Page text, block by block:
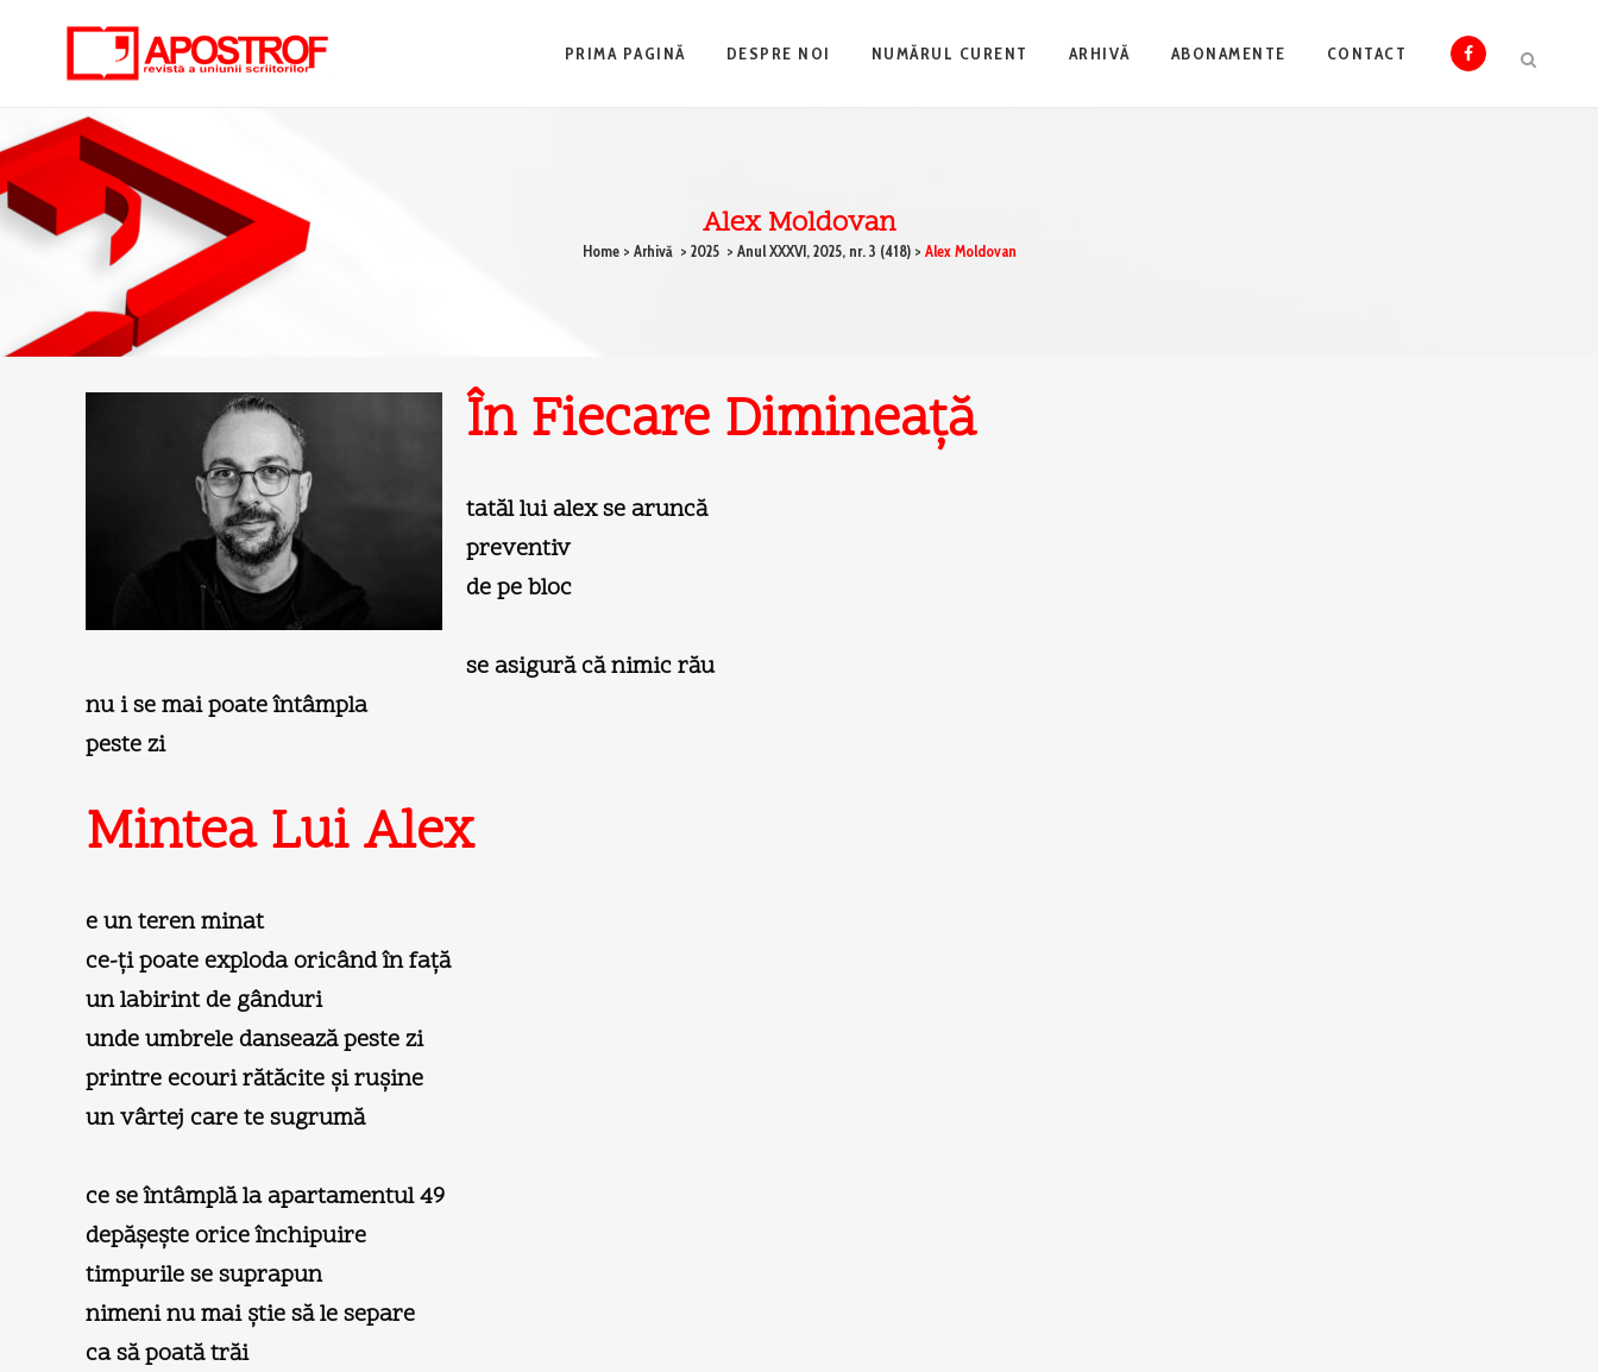
PRIMA PAGINĂ DESPRE NOI NUMĂRUL CURENT ARHIVĂ ABONAMENTE CONTACT
Alex Moldovan
Home> Arhivă > 2025 > Anul XXXVI, 2025, nr. 3 (418)> Alex Moldovan
În Fiecare Dimineaţă
tatăl lui alex se aruncă
preventiv
de pe bloc
se asigură că nimic rău
nu i se mai poate întâmpla
peste zi
Mintea Lui Alex
e un teren minat
ce-ţi poate exploda oricând în faţă
un labirint de gânduri
unde umbrele dansează peste zi
printre ecouri rătăcite şi ruşine
un vârtej care te sugrumă
ce se întâmplă la apartamentul 49
depăşeşte orice închipuire
timpurile se suprapun
nimeni nu mai ştie să le separe
ca să poată trăi